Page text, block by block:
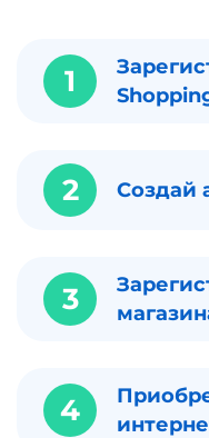
1
2 Создай
3
4